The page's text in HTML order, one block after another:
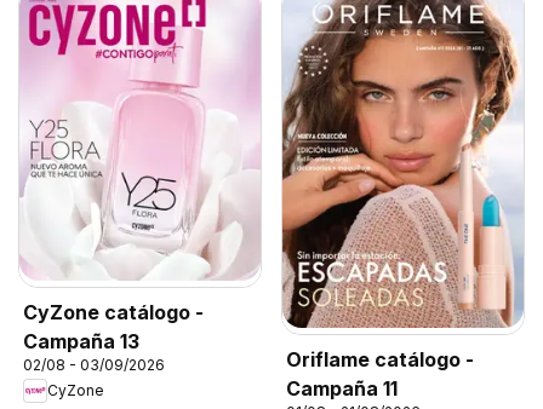
CyZone catálogo -
Campaña 13
02/08 - 03/09/2026
CyZone
Oriflame catálogo -
Campaña 11